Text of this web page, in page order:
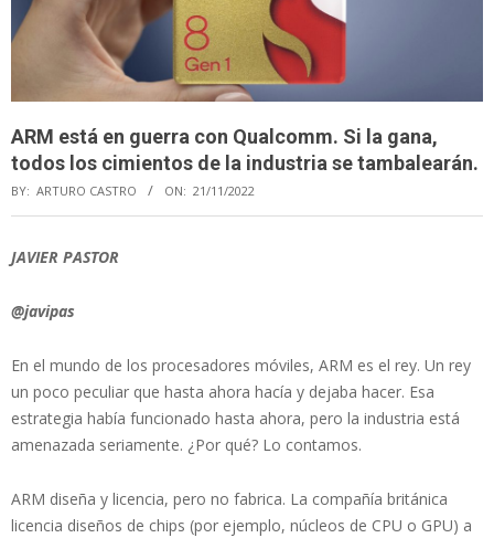
ARM está en guerra con Qualcomm. Si la gana,
todos los cimientos de la industria se tambalearán.
BY: ARTURO CASTRO ON: 21/11/2022
JAVIER PASTOR
@javipas
En el mundo de los procesadores móviles, ARM es el rey. Un rey
un poco peculiar que hasta ahora hacía y dejaba hacer. Esa
estrategia había funcionado hasta ahora, pero la industria está
amenazada seriamente. ¿Por qué? Lo contamos.
ARM diseña y licencia, pero no fabrica. La compañía británica
licencia diseños de chips (por ejemplo, núcleos de CPU o GPU) a